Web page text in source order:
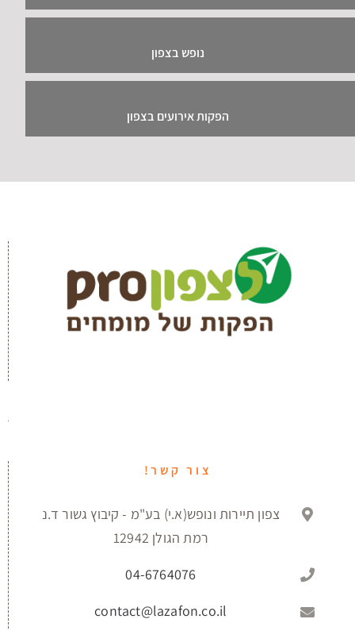
נופש בצפון
הפקות אירועים בצפון
צור קשר!
צפון תיירות ונופש(א.י) בע"מ - קיבוץ גשור ד.נ
רמת הגולן 12942
04-6764076
contact@lazafon.co.il